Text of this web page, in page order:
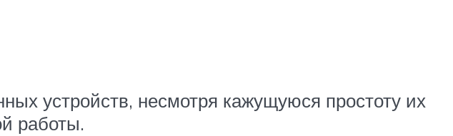
устройств, несмотря кажущуюся простоту их
работы.